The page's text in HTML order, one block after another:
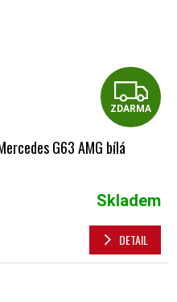
ZDARMA
G63 AMG bílá
Skladem
DETAIL